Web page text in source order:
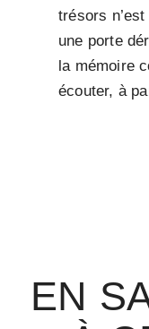
trésors
une porte
la mémoire
écouter, à
EN